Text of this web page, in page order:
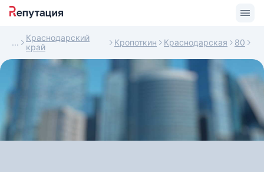
Краснодарский
край
Кропоткин Краснодарская 80